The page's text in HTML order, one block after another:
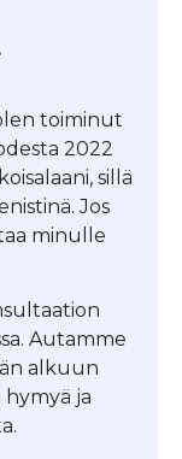
toiminut
2022
sillä
Jos
minulle
Autamme
alkuun
ja